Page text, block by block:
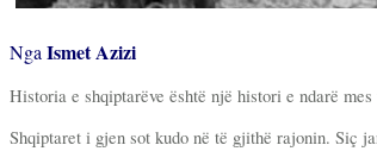
Nga Ismet Azizi
Historia e shqiptarëve është një histori e ndarë
Shqiptaret i gjen sot kudo në të gjithë rajonin. Siç